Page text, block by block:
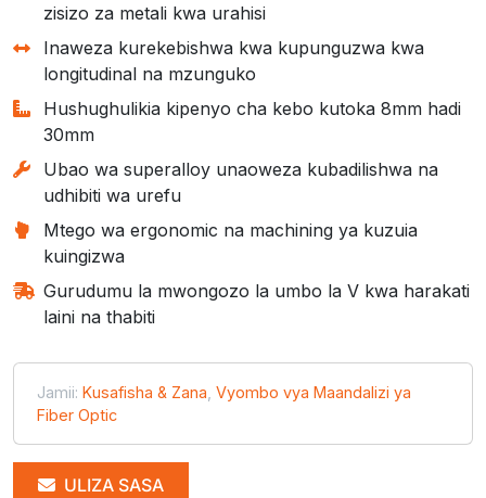
zisizo za metali kwa urahisi
Inaweza kurekebishwa kwa kupunguzwa kwa
longitudinal na mzunguko
Hushughulikia kipenyo cha kebo kutoka 8mm hadi
30mm
Ubao wa superalloy unaoweza kubadilishwa na
udhibiti wa urefu
Mtego wa ergonomic na machining ya kuzuia
kuingizwa
Gurudumu la mwongozo la umbo la V kwa harakati
laini na thabiti
Jamii: Kusafisha & Zana Vyombo vya Maandalizi ya
Fiber Optic
ULIZA SASA